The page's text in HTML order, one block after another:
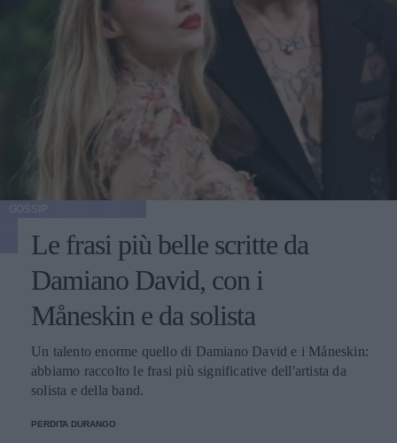
Le frasi più belle scritte da
Damiano David, con i
Måneskin e da solista
Un talento enorme quello di Damiano David e i Måneskin:
abbiamo raccolto le frasi più significative dell'artista da
solista e della band.
PERDITA DURANGO